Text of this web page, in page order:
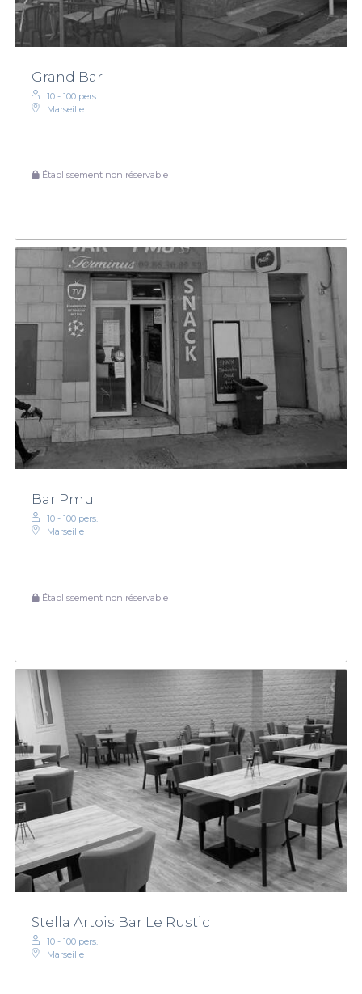
Grand Bar
10 - 100 pers.
Marseille
Établissement non réservable
Bar Pmu
10 - 100 pers.
Marseille
Établissement non réservable
Stella Artois Bar Le Rustic
10 - 100 pers.
Marseille